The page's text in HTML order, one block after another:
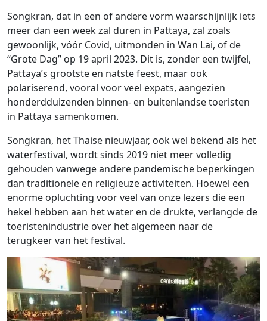
Songkran, dat in een of andere vorm waarschijnlijk iets
meer dan een week zal duren in Pattaya, zal zoals
gewoonlijk, vóór Covid, uitmonden in Wan Lai, of de
“Grote Dag” op 19 april 2023. Dit is, zonder een twijfel,
Pattaya’s grootste en natste feest, maar ook
polariserend, vooral voor veel expats, aangezien
honderdduizenden binnen- en buitenlandse toeristen
in Pattaya samenkomen.
Songkran, het Thaise nieuwjaar, ook wel bekend als het
waterfestival, wordt sinds 2019 niet meer volledig
gehouden vanwege andere pandemische beperkingen
dan traditionele en religieuze activiteiten. Hoewel een
enorme opluchting voor veel van onze lezers die een
hekel hebben aan het water en de drukte, verlangde de
toeristenindustrie over het algemeen naar de
terugkeer van het festival.